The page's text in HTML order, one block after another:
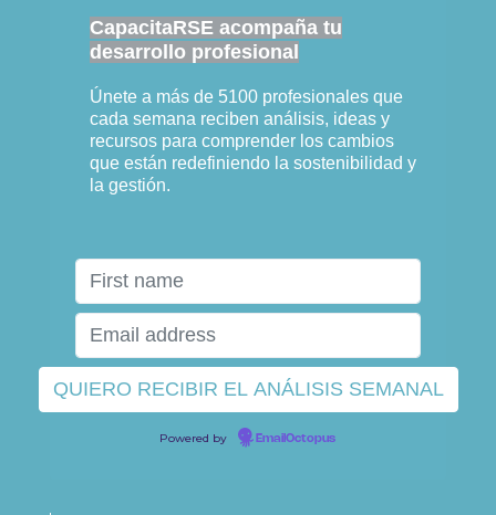
CapacitaRSE acompaña tu
desarrollo profesional
Únete a más de 5100 profesionales que
cada semana reciben análisis, ideas y
recursos para comprender los cambios
que están redefiniendo la sostenibilidad y
la gestión.
Powered by EmailOctopus